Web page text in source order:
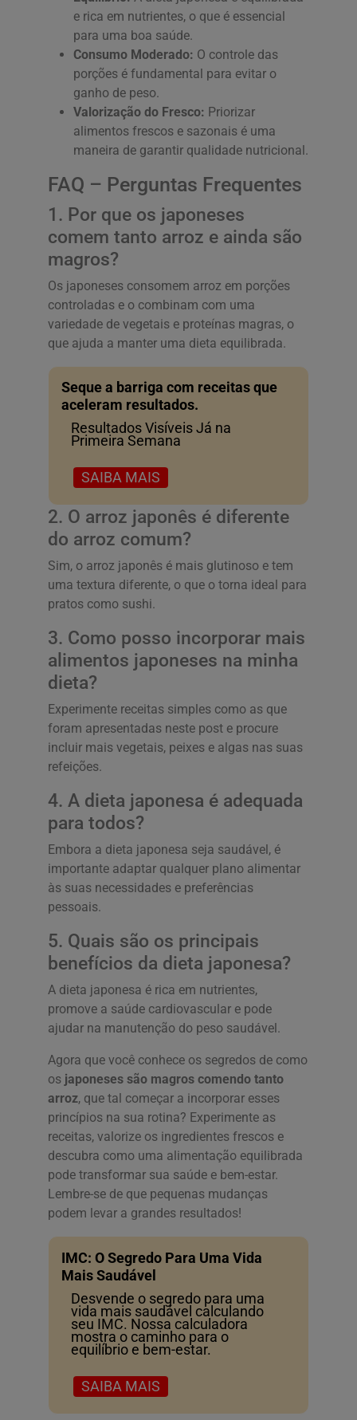
e rica em nutrientes, o que é essencial
para uma boa saúde.
Consumo Moderado: O controle das
porções é fundamental para evitar o
ganho de peso.
Valorização do Fresco: Priorizar
alimentos frescos e sazonais é uma
maneira de garantir qualidade nutricional.
FAQ – Perguntas Frequentes
1. Por que os japoneses
comem tanto arroz e ainda são
magros?
Os japoneses consomem arroz em porções
controladas e o combinam com uma
variedade de vegetais e proteínas magras, o
que ajuda a manter uma dieta equilibrada.
Seque a barriga com receitas que
aceleram resultados.
Resultados Visíveis Já na
Primeira Semana
SAIBA MAIS
2. O arroz japonês é diferente
do arroz comum?
Sim, o arroz japonês é mais glutinoso e tem
uma textura diferente, o que o torna ideal para
pratos como sushi.
3. Como posso incorporar mais
alimentos japoneses na minha
dieta?
Experimente receitas simples como as que
foram apresentadas neste post e procure
incluir mais vegetais, peixes e algas nas suas
refeições.
4. A dieta japonesa é adequada
para todos?
Embora a dieta japonesa seja saudável, é
importante adaptar qualquer plano alimentar
às suas necessidades e preferências
pessoais.
5. Quais são os principais
benefícios da dieta japonesa?
A dieta japonesa é rica em nutrientes,
promove a saúde cardiovascular e pode
ajudar na manutenção do peso saudável.
Agora que você conhece os segredos de como
os japoneses são magros comendo tanto
arroz, que tal começar a incorporar esses
princípios na sua rotina? Experimente as
receitas, valorize os ingredientes frescos e
descubra como uma alimentação equilibrada
pode transformar sua saúde e bem-estar.
Lembre-se de que pequenas mudanças
podem levar a grandes resultados!
IMC: O Segredo Para Uma Vida
Mais Saudável
Desvende o segredo para uma
vida mais saudável calculando
seu IMC. Nossa calculadora
mostra o caminho para o
equilíbrio e bem-estar.
SAIBA MAIS